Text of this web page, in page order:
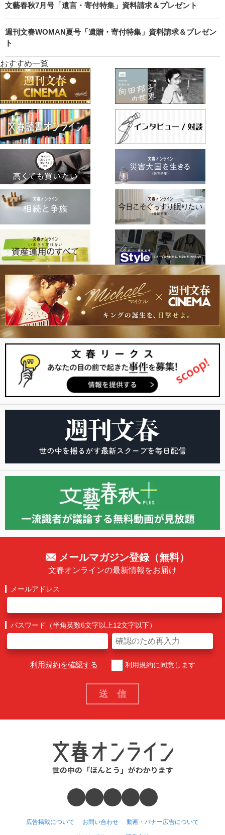
文藝春秋7月号「遺言・寄付特集」資料請求＆プレゼント
週刊文春WOMAN夏号「遺贈・寄付特集」資料請求＆プレゼン
ト
おすすめ一覧
メールマガジン登録（無料）
文春オンラインの最新情報をお届け
メールアドレス
パスワード（半角英数6文字以上12文字以下）
利用規約を確認する 利用規約に同意します
広告掲載について お問い合わせ 動画・バナー広告について